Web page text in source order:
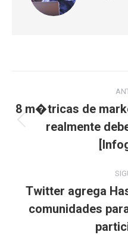
Navegación
entre
8 m�tricas de
realmente
Twitter agrega
comunidades